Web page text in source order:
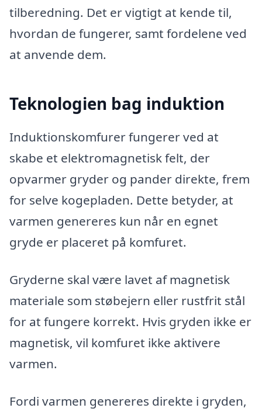
tilberedning. Det er vigtigt at kende til,
hvordan de fungerer, samt fordelene ved
at anvende dem.
Teknologien bag induktion
Induktionskomfurer fungerer ved at
skabe et elektromagnetisk felt, der
opvarmer gryder og pander direkte, frem
for selve kogepladen. Dette betyder, at
varmen genereres kun når en egnet
gryde er placeret på komfuret.
Gryderne skal være lavet af magnetisk
materiale som støbejern eller rustfrit stål
for at fungere korrekt. Hvis gryden ikke er
magnetisk, vil komfuret ikke aktivere
varmen.
Fordi varmen genereres direkte i gryden,